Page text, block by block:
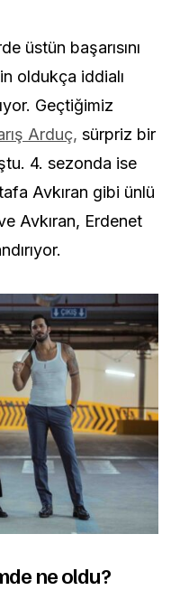
üstün başarısını
oldukça iddialı
Geçtiğimiz
Arduç, sürpriz bir
4. sezonda ise
Avkıran gibi ünlü
Avkıran, Erdenet
ne oldu?